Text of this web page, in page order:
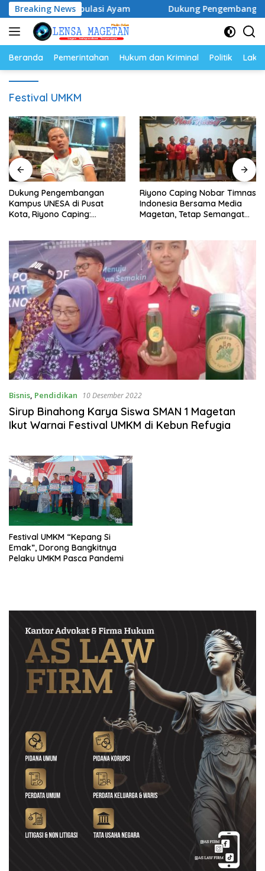
Langsung
ke
konten
Breaking News
dan Populasi Ayam Dukung Pengembangan
Beranda Pemerintahan Hukum dan Kriminal Politik
Festival UMKM
Dukung Pengembangan
Kampus UNESA di Pusat
Kota, Riyono Caping:
Riyono Caping Nobar Timnas
Indonesia Bersama Media
Magetan, Tetap Semangat
Bisnis, Pendidikan 10 Desember 2022
Sirup Binahong Karya Siswa SMAN 1 Magetan
Ikut Warnai Festival UMKM di Kebun Refugia
Festival UMKM “Kepang Si
Emak”, Dorong Bangkitnya
Pelaku UMKM Pasca Pandemi